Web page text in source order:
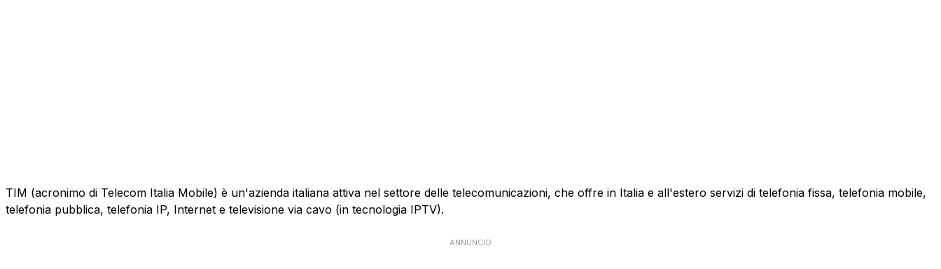
TIM (acronimo di Telecom Italia Mobile) è un'azienda italiana attiva nel settore delle telecomunicazioni, che offre in Italia e all'estero servizi di telefonia fissa, telefonia mobile,
telefonia pubblica, telefonia IP, Internet e televisione via cavo (in tecnologia IPTV).
ANNUNCIO